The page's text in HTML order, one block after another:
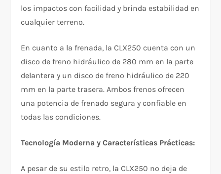
los impactos con facilidad y brinda estabilidad en
cualquier terreno.
En cuanto a la frenada, la CLX250 cuenta con un
disco de freno hidráulico de 280 mm en la parte
delantera y un disco de freno hidráulico de 220
mm en la parte trasera. Ambos frenos ofrecen
una potencia de frenado segura y confiable en
todas las condiciones.
Tecnología Moderna y Características Prácticas:
A pesar de su estilo retro, la CLX250 no deja de